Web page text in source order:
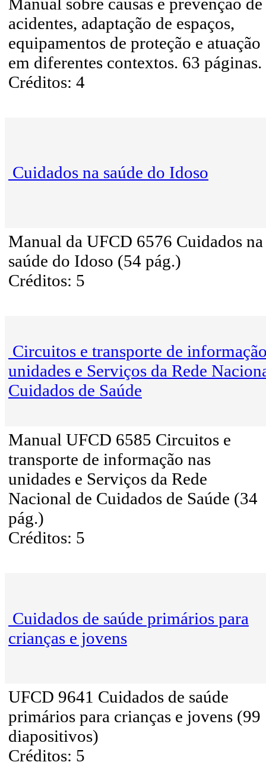
Manual sobre causas e prevenção de
acidentes, adaptação de espaços,
equipamentos de proteção e atuação
em diferentes contextos. 63 páginas.
Créditos: 4
Cuidados na saúde do Idoso
Manual da UFCD 6576 Cuidados na
saúde do Idoso (54 pág.)
Créditos: 5
Circuitos e transporte de
unidades e Serviços da Rede
Cuidados de Saúde
Manual UFCD 6585 Circuitos e
transporte de informação nas
unidades e Serviços da Rede
Nacional de Cuidados de Saúde (34
pág.)
Créditos: 5
Cuidados de saúde primários para
crianças e jovens
UFCD 9641 Cuidados de saúde
primários para crianças e jovens (99
diapositivos)
Créditos: 5